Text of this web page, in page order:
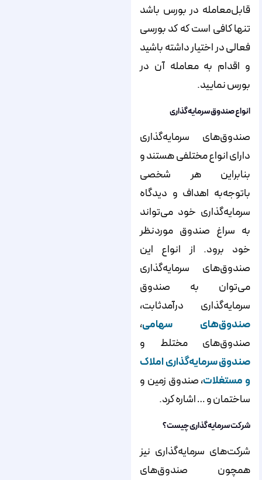
قابل‌معامله در بورس باشد
تنها کافی است که کد بورسی
فعالی در اختیار داشته باشید
و اقدام به معامله آن در
بورس نمایید.
انواع صندوق سرمایه‌گذاری
صندوق‌های سرمایه‌گذاری
دارای انواع مختلفی هستند و
بنابراین هر شخصی
باتوجه‌به اهداف و دیدگاه
سرمایه‌گذاری خود می‌تواند
به سراغ صندوق موردنظر
خود برود. از انواع این
صندوق‌های سرمایه‌گذاری
می‌توان به صندوق
سرمایه‌گذاری درآمدثابت،
صندوق‌های سهامی،
صندوق‌های مختلط و
صندوق سرمایه‌‌‌‌‌‌گذاری املاک
و مستغلات، صندوق زمین و
ساختمان و … اشاره کرد.
شرکت سرمایه‌گذاری چیست؟
شرکت‌های سرمایه‌گذاری نیز
همچون صندوق‌های